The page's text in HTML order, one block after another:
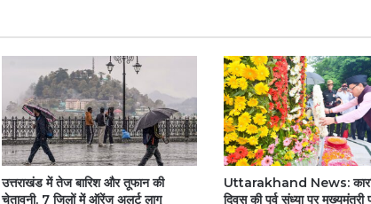
उत्तराखंड में तेज बारिश और तूफान की
चेतावनी, 7 जिलों में ऑरेंज अलर्ट लागू
Uttarakhand News:
दिवस की पूर्व संध्या पर मुख्यमंत्री